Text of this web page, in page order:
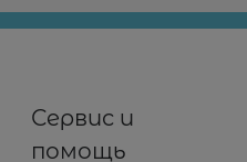
Сервис и
помощь